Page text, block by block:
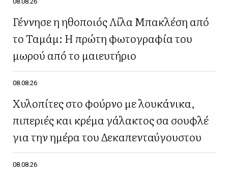
Γέννησε η ηθοποιός Λίλα Μπακλέση από
το Ταμάμ: Η πρώτη φωτογραφία του
μωρού από το μαιευτήριο
08.08.26
Χυλοπίτες στο φούρνο με λουκάνικα,
πιπεριές και κρέμα γάλακτος σα σουφλέ
για την ημέρα του Δεκαπενταύγουστου
08.08.26